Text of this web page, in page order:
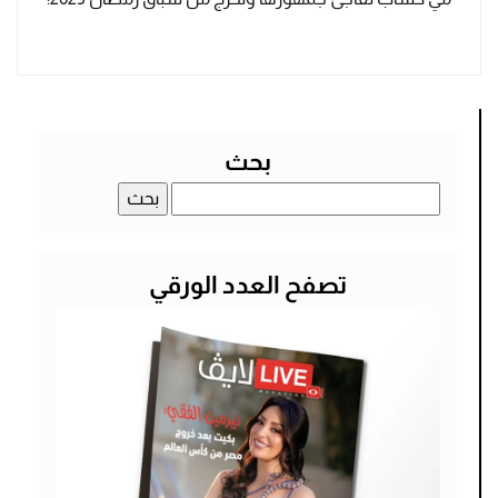
بحث
عن:
تصفح العدد الورقي